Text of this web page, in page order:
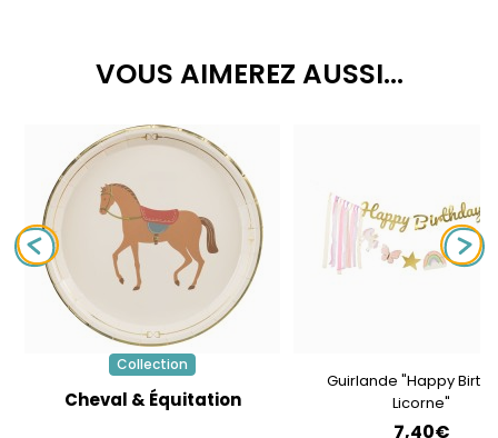
VOUS AIMEREZ AUSSI...
Collection
Cheval & Équitation
Guirlande "Happy
Licorne"
7,40€